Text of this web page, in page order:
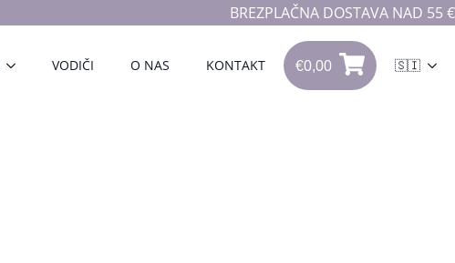
BREZPLAČNA DOSTAVA NAD 55 €
VODIČI O NAS KONTAKT
€0,00
€0,00 🇸🇮